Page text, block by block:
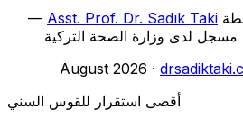
Asst. Prof. Dr. Sadık Taki
—
مسجل لدى وزارة الصحة التركية
أقصى استقرار للقوس السني